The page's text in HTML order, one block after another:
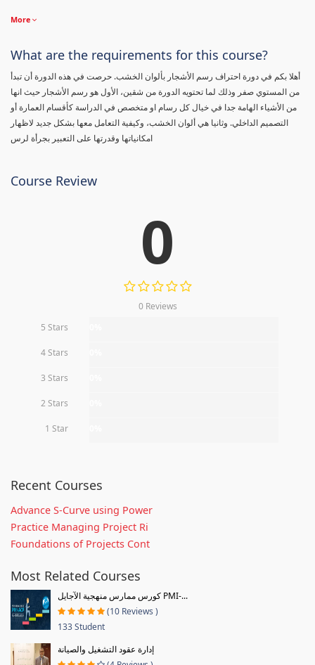
More
What are the requirements for this course?
أهلا بكم في دورة احتراف رسم الأشجار بألوان الخشب. حرصت في هذه الدورة أن تبدأ
من المستوي صفر وذلك لما تحتويه الدورة من شقين، الأول هو رسم الأشجار حيث انها
من الأشياء الهامة جدا في خيال كل رسام او متخصص في الدراسة كأقسام العمارة أو
التصميم الداخلي. وثانيا هي ألوان الخشب، وكيفية التعامل معها بشكل جديد لاظهار
امكانياتها وقدرتها على التعبير بجرأة لرس
Course Review
0
0 Reviews
5 Stars
4 Stars
3 Stars
2 Stars
1 Star
Recent Courses
Advance S-Curve using Power
Practice Managing Project Ri
Foundations of Projects Cont
Most Related Courses
كورس ممارس منهجية الآجايل PMI-...
(10 Reviews )
133 Student
إدارة عقود التشغيل والصيانة